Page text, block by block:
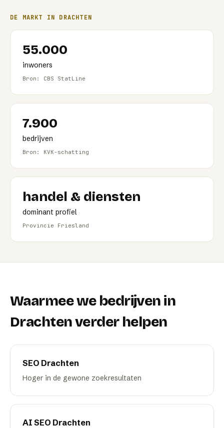
DE MARKT IN DRACHTEN
55.000
inwoners
Bron: CBS StatLine
7.900
bedrijven
Bron: KVK-schatting
handel & diensten
dominant profiel
Provincie Friesland
Waarmee we bedrijven in
Drachtenverder helpen
SEO Drachten
Hoger in de gewone zoekresultaten
AI SEO Drachten